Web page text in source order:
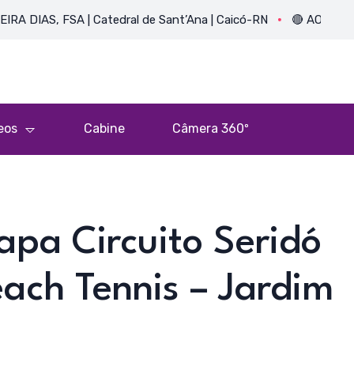
FSA | Catedral de Sant’Ana | Caicó-RN 🔴 AO VIVO:
Cabine Câmera 360º
Circuito Seridó
Tennis – Jardim